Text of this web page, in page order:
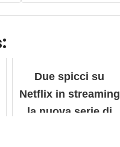
Due spicci su
Netflix in streaming
la nuova serie di